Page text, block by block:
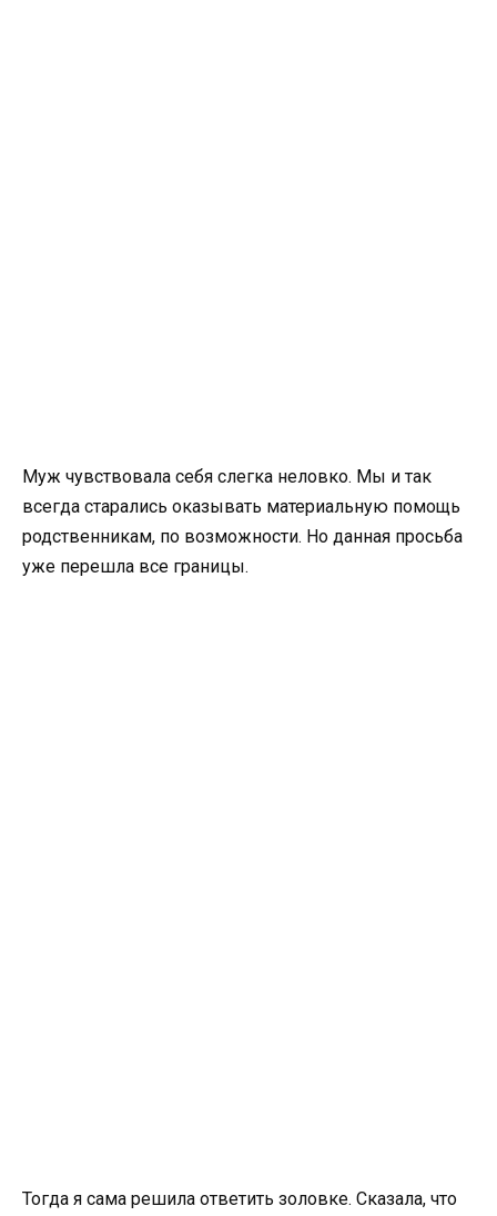
Муж чувствовала себя слегка неловко. Мы и так
всегда старались оказывать материальную помощь
родственникам, по возможности. Но данная просьба
уже перешла все границы.
Тогда я сама решила ответить золовке. Сказала, что